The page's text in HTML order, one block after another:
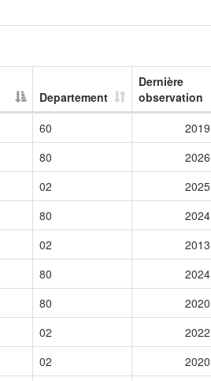
Departement
Dernière
observation
60 2019
80 2026
02 2025
80 2024
02 2013
80 2024
80 2020
02 2022
02 2020